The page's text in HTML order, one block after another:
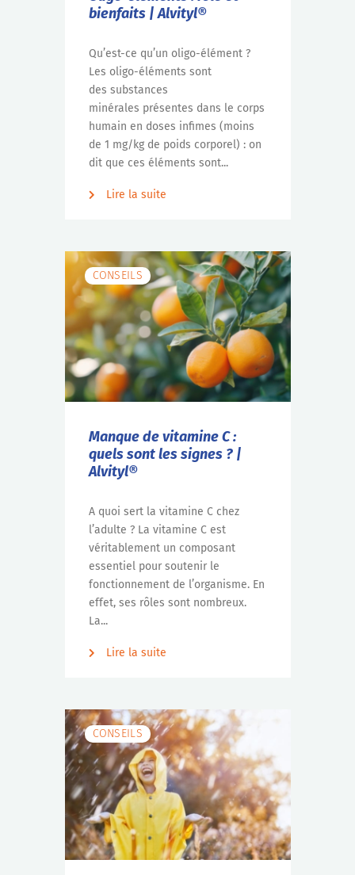
bienfaits | Alvityl®
Qu’est-ce qu’un oligo-élément ?
Les oligo-éléments sont
des substances
minérales présentes dans le corps
humain en doses infimes (moins
de 1 mg/kg de poids corporel) : on
dit que ces éléments sont...
Lire la suite
CONSEILS
Manque de vitamine C :
quels sont les signes ? |
Alvityl®
A quoi sert la vitamine C chez
l’adulte ? La vitamine C est
véritablement un composant
essentiel pour soutenir le
fonctionnement de l’organisme. En
effet, ses rôles sont nombreux.
La...
Lire la suite
CONSEILS